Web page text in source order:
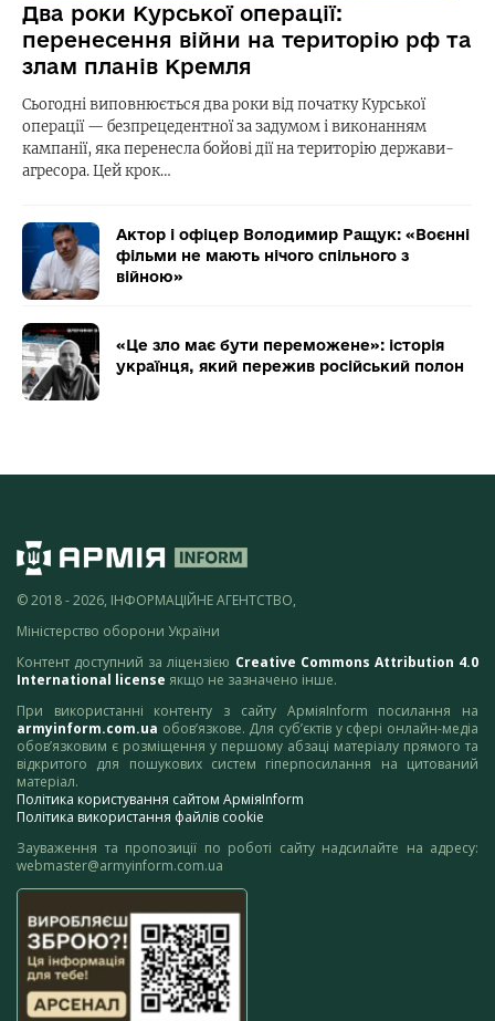
Два роки Курської операції:
перенесення війни на територію рф та
злам планів Кремля
Сьогодні виповнюється два роки від початку Курської
операції — безпрецедентної за задумом і виконанням
кампанії, яка перенесла бойові дії на територію держави-
агресора. Цей крок…
Актор і офіцер Володимир Ращук: «Воєнні
фільми не мають нічого спільного з
війною»
«Це зло має бути переможене»: історія
українця, який пережив російський полон
© 2018 - 2026, ІНФОРМАЦІЙНЕ АГЕНТСТВО,
Міністерство оборони України
Контент доступний за ліцензією Creative Commons Attribution 4.0
International license якщо не зазначено інше.
При використанні контенту з сайту АрміяInform посилання на
armyinform.com.ua обов’язкове. Для суб’єктів у сфері онлайн-медіа
обов’язковим є розміщення у першому абзаці матеріалу прямого та
відкритого для пошукових систем гіперпосилання на цитований
матеріал.
Політика користування сайтом АрміяInform
Політика використання файлів cookie
Зауваження та пропозиції по роботі сайту надсилайте на адресу:
webmaster@armyinform.com.ua